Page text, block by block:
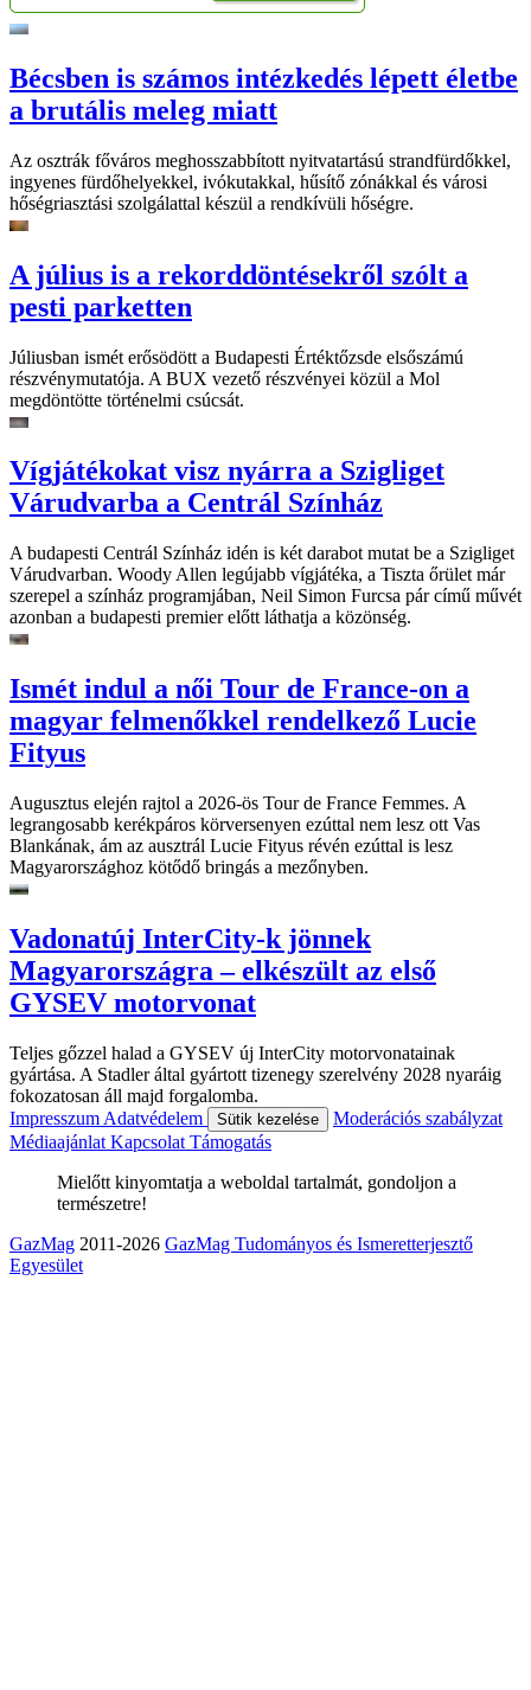
Bécsben is számos intézkedés lépett életbe
a brutális meleg miatt
Az osztrák főváros meghosszabbított nyitvatartású strandfürdőkkel,
ingyenes fürdőhelyekkel, ivókutakkal, hűsítő zónákkal és városi
hőségriasztási szolgálattal készül a rendkívüli hőségre.
A július is a rekorddöntésekről szólt a
pesti parketten
Júliusban ismét erősödött a Budapesti Értéktőzsde elsőszámú
részvénymutatója. A BUX vezető részvényei közül a Mol
megdöntötte történelmi csúcsát.
Vígjátékokat visz nyárra a Szigliget
Várudvarba a Centrál Színház
A budapesti Centrál Színház idén is két darabot mutat be a Szigliget
Várudvarban. Woody Allen legújabb vígjátéka, a Tiszta őrület már
szerepel a színház programjában, Neil Simon Furcsa pár című művét
azonban a budapesti premier előtt láthatja a közönség.
Ismét indul a női Tour de France-on a
magyar felmenőkkel rendelkező Lucie
Fityus
Augusztus elején rajtol a 2026-ös Tour de France Femmes. A
legrangosabb kerékpáros körversenyen ezúttal nem lesz ott Vas
Blankának, ám az ausztrál Lucie Fityus révén ezúttal is lesz
Magyarországhoz kötődő bringás a mezőnyben.
Vadonatúj InterCity-k jönnek
Magyarországra – elkészült az első
GYSEV motorvonat
Teljes gőzzel halad a GYSEV új InterCity motorvonatainak
gyártása. A Stadler által gyártott tizenegy szerelvény 2028 nyaráig
fokozatosan áll majd forgalomba.
Impresszum Adatvédelem Sütik kezelése
Moderációs szabályzat
Médiaajánlat Kapcsolat Támogatás
Mielőtt kinyomtatja a weboldal tartalmát, gondoljon a
természetre!
GazMag 2011-2026 GazMag Tudományos és Ismeretterjesztő
Egyesület